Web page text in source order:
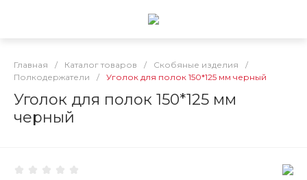
Главная / Каталог товаров / Скобяные изделия
/
Полкодержатели
/ Уголок для полок 150*125 мм черный
Уголок для полок 150*125 мм
черный